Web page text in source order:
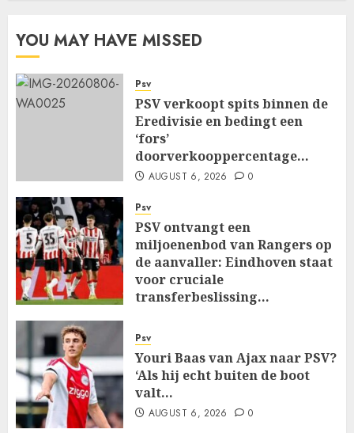
YOU MAY HAVE MISSED
Psv
PSV verkoopt spits binnen de
Eredivisie en bedingt een
‘fors’
doorverkooppercentage…
AUGUST 6, 2026 0
Psv
PSV ontvangt een
miljoenenbod van Rangers op
de aanvaller: Eindhoven staat
voor cruciale
transferbeslissing…
Psv
Youri Baas van Ajax naar PSV?
‘Als hij echt buiten de boot
valt…
AUGUST 6, 2026 0